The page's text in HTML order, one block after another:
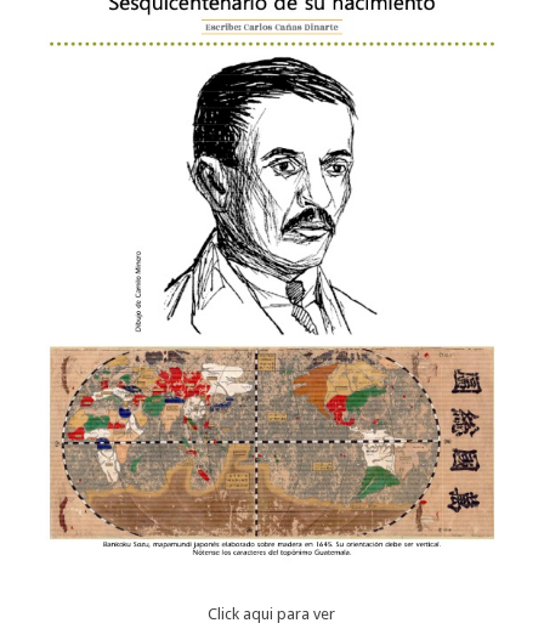
Click aqui para ver